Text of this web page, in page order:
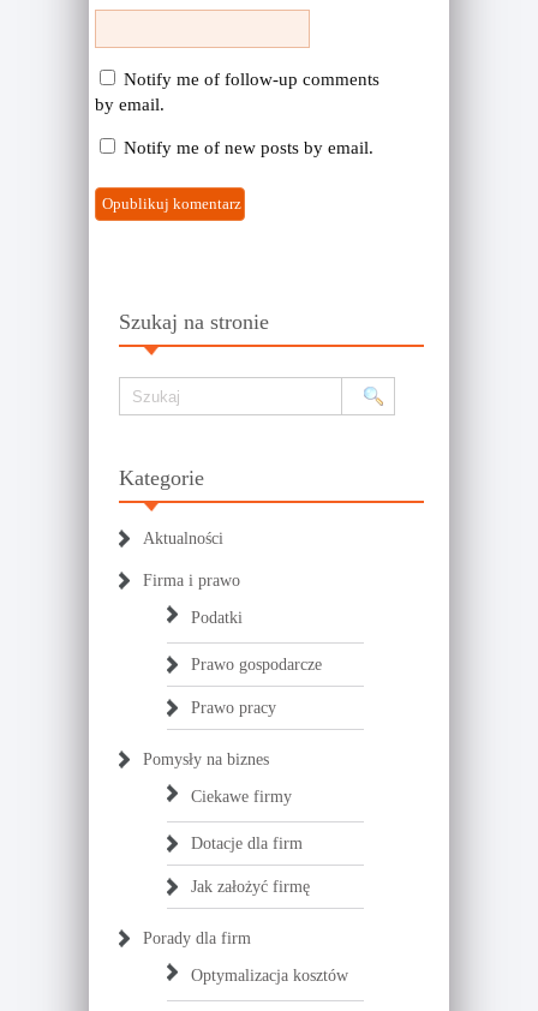
Notify me of follow-up comments
by email.
Notify me of new posts by email.
Szukaj na stronie
Kategorie
Aktualności
Firma i prawo
Podatki
Prawo gospodarcze
Prawo pracy
Pomysły na biznes
Ciekawe firmy
Dotacje dla firm
Jak założyć firmę
Porady dla firm
Optymalizacja kosztów